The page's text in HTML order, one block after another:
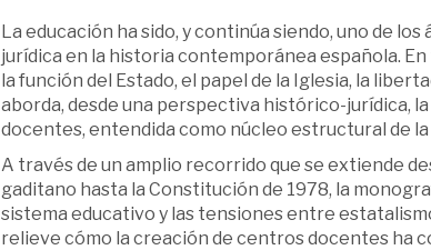
La educación ha sido, y continúa siendo, uno de
jurídica en la historia contemporánea española.
la función del Estado, el papel de la Iglesia, la
aborda, desde una perspectiva histórico-jurídica,
docentes, entendida como núcleo estructural de
A través de un amplio recorrido que se extiende
gaditano hasta la Constitución de 1978, la
sistema educativo y las tensiones entre
relieve cómo la creación de centros docentes ha